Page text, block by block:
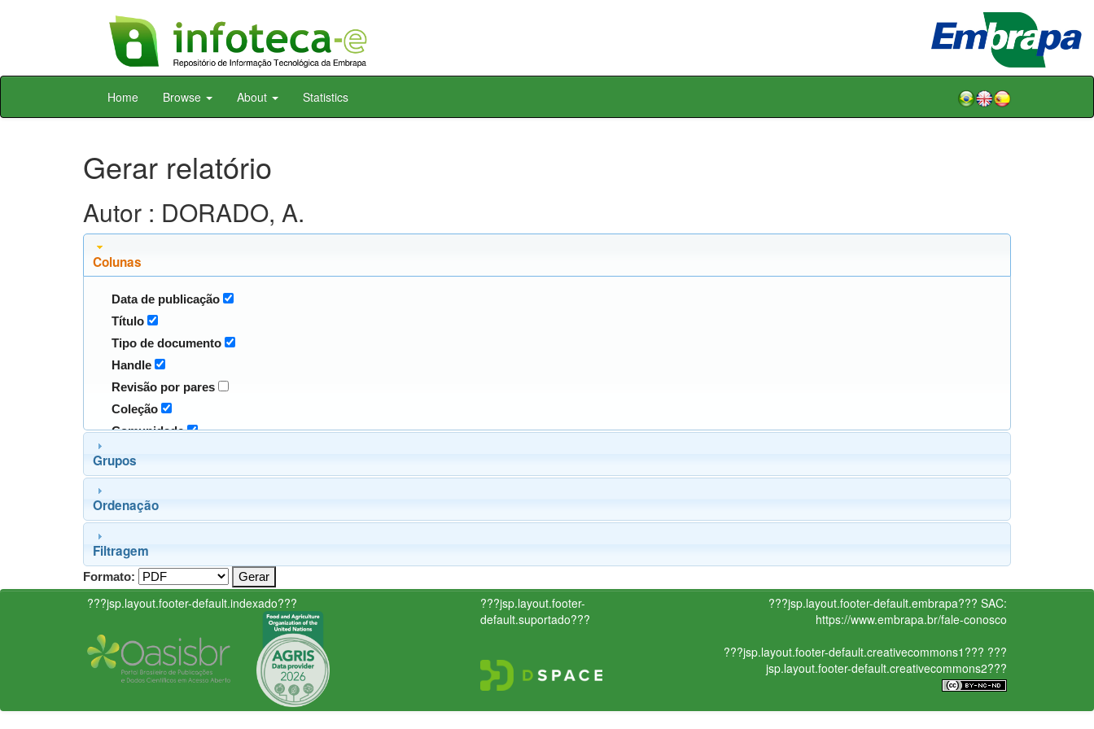
Skip
Home Browse About Statistics
Gerar relatório
Autor : DORADO, A.
Colunas
Data de publicação
Título
Tipo de documento
Handle
Revisão por pares
Coleção
Comunidade
Grupos
Ordenação
Filtragem
Formato:
???jsp.layout.footer-default.indexado???
???jsp.layout.footer-
default.suportado???
???jsp.layout.footer-default.embrapa??? SAC:
https://www.embrapa.br/fale-conosco
???jsp.layout.footer-default.creativecommons1??? ???
jsp.layout.footer-default.creativecommons2???